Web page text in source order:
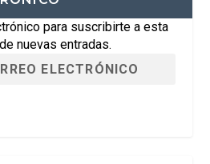
para suscribirte a esta
nuevas entradas.